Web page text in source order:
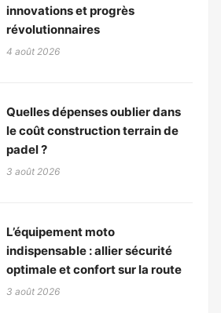
innovations et progrès
révolutionnaires
4 août 2026
Quelles dépenses oublier dans
le coût construction terrain de
padel ?
3 août 2026
L’équipement moto
indispensable : allier sécurité
optimale et confort sur la route
3 août 2026